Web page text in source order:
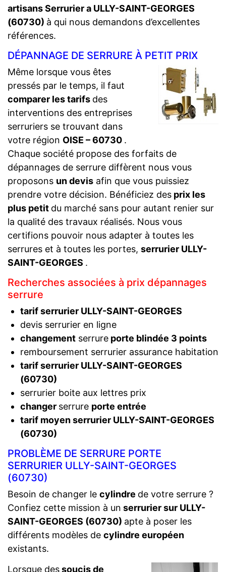
artisans Serrurier a ULLY-SAINT-GEORGES
(60730) à qui nous demandons d’excellentes
références.
DÉPANNAGE DE SERRURE À PETIT PRIX
Même lorsque vous êtes
pressés par le temps, il faut
comparer les tarifs des
interventions des entreprises
serruriers se trouvant dans
votre région OISE – 60730 .
Chaque société propose des forfaits de
dépannages de serrure diffèrent nous vous
proposons un devis afin que vous puissiez
prendre votre décision. Bénéficiez des prix les
plus petit du marché sans pour autant renier sur
la qualité des travaux réalisés. Nous vous
certifions pouvoir nous adapter à toutes les
serrures et à toutes les portes, serrurier ULLY-
SAINT-GEORGES .
Recherches associées à prix dépannages
serrure
tarif serrurier ULLY-SAINT-GEORGES
devis serrurier en ligne
changementserrureporte blindée 3 points
remboursement serrurier assurance habitation
tarif serrurier ULLY-SAINT-GEORGES
(60730)
serrurier boite aux lettres prix
changer serrure porte entrée
tarif moyen serrurier ULLY-SAINT-GEORGES
(60730)
PROBLÈME DE SERRURE PORTE
SERRURIER ULLY-SAINT-GEORGES
(60730)
Besoin de changer le cylindre de votre serrure ?
Confiez cette mission à un serrurier sur ULLY-
SAINT-GEORGES (60730) apte à poser les
différents modèles de cylindre européen
existants.
Lorsque dessoucis de